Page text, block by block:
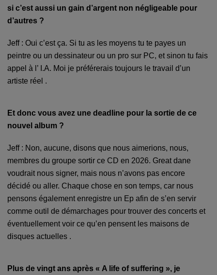
si c’est aussi un gain d’argent non négligeable pour
d’autres ?
Jeff : Oui c’est ça. Si tu as les moyens tu te payes un
peintre ou un dessinateur ou un pro sur PC, et sinon tu fais
appel à l’ I.A. Moi je préférerais toujours le travail d’un
artiste réel .
Et donc vous avez une deadline pour la sortie de ce
nouvel album ?
Jeff : Non, aucune, disons que nous aimerions, nous,
membres du groupe sortir ce CD en 2026. Great dane
voudrait nous signer, mais nous n’avons pas encore
décidé ou aller. Chaque chose en son temps, car nous
pensons également enregistre un Ep afin de s’en servir
comme outil de démarchages pour trouver des concerts et
éventuellement voir ce qu’en pensent les maisons de
disques actuelles .
Plus de vingt ans après « A life of suffering », je